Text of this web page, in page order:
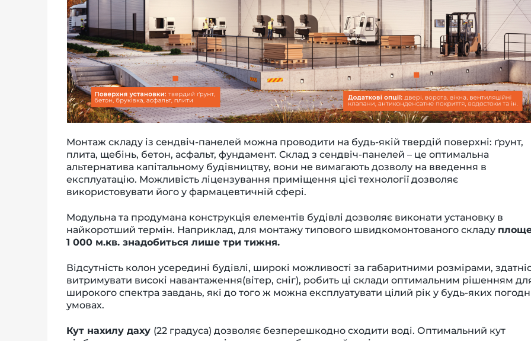
Монтаж складу із сендвіч-панелей можна проводити на будь-якій твердій поверхні: ґрунт,
плита, щебінь, бетон, асфальт, фундамент. Склад з сендвіч-панелей – це оптимальна
альтернатива капітальному будівництву, вони не вимагають дозволу на введення в
експлуатацію. Можливість ліцензування приміщення цієї технології дозволяє
використовувати його у фармацевтичній сфері.
Модульна та продумана конструкція елементів будівлі дозволяє виконати установку в
найкоротший термін. Наприклад, для монтажу типового швидкомонтованого складу
1 000 м.кв. знадобиться лише три тижня.
Відсутність колон усередині будівлі, широкі можливості за габаритними розмірами,
витримувати високі навантаження(вітер, сніг), робить ці склади оптимальним рішенням
широкого спектра завдань, які до того ж можна експлуатувати цілий рік у будь-яких
умовах.
Кут нахилу даху (22 градуса) дозволяє безперешкодно сходити воді. Оптимальний кут